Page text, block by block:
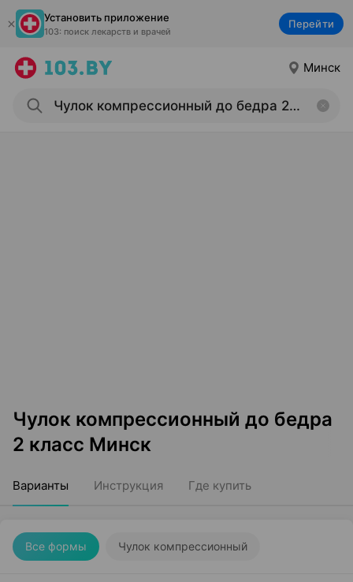
Установить приложение
103: поиск лекарств и врачей
Перейти
Минск
Чулок компрессионный до бедра
2 класс Минск
Варианты Инструкция Где купить
Все формы Чулок компрессионный